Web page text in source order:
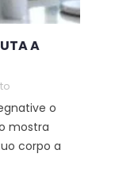
A
o
mostra
corpo a